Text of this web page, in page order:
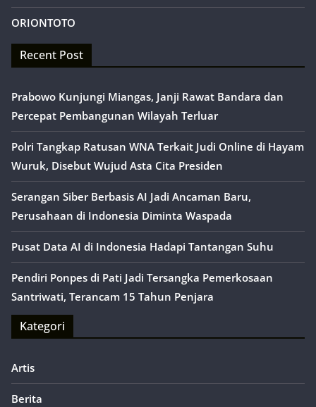
ORIONTOTO
Recent Post
Prabowo Kunjungi Miangas, Janji Rawat Bandara dan
Percepat Pembangunan Wilayah Terluar
Polri Tangkap Ratusan WNA Terkait Judi Online di Hayam
Wuruk, Disebut Wujud Asta Cita Presiden
Serangan Siber Berbasis AI Jadi Ancaman Baru,
Perusahaan di Indonesia Diminta Waspada
Pusat Data AI di Indonesia Hadapi Tantangan Suhu
Pendiri Ponpes di Pati Jadi Tersangka Pemerkosaan
Santriwati, Terancam 15 Tahun Penjara
Kategori
Artis
Berita